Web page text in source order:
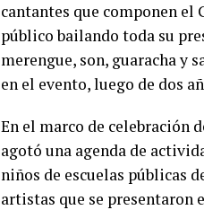
cantantes que componen
público bailando toda su
merengue, son, guaracha y
en el evento, luego de dos
En el marco de celebración
agotó una agenda de
niños de escuelas públicas
artistas que se presentaron